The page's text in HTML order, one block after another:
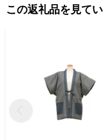
この返礼品を見て